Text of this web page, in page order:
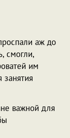
аж до
смогли,
им
важной для